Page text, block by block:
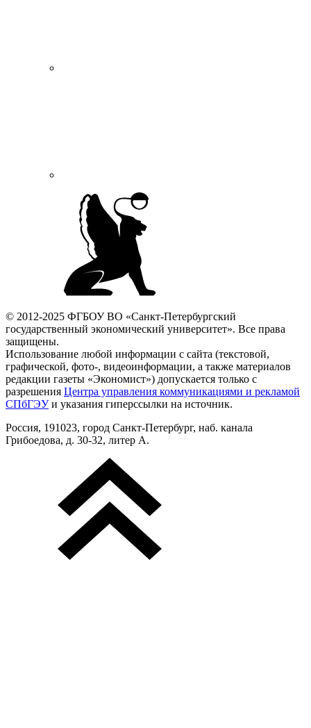
© 2012-2025 ФГБОУ ВО «Санкт-Петербургский
государственный экономический университет». Все права
защищены.
Использование любой информации с сайта (текстовой,
графической, фото-, видеоинформации, а также материалов
редакции газеты «Экономист») допускается только с
разрешения Центра управления коммуникациями и рекламой
СПбГЭУи указания гиперссылки на источник.
Россия, 191023, город Санкт-Петербург, наб. канала
Грибоедова, д. 30-32, литер А.